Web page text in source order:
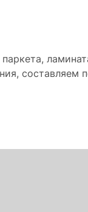
составляем